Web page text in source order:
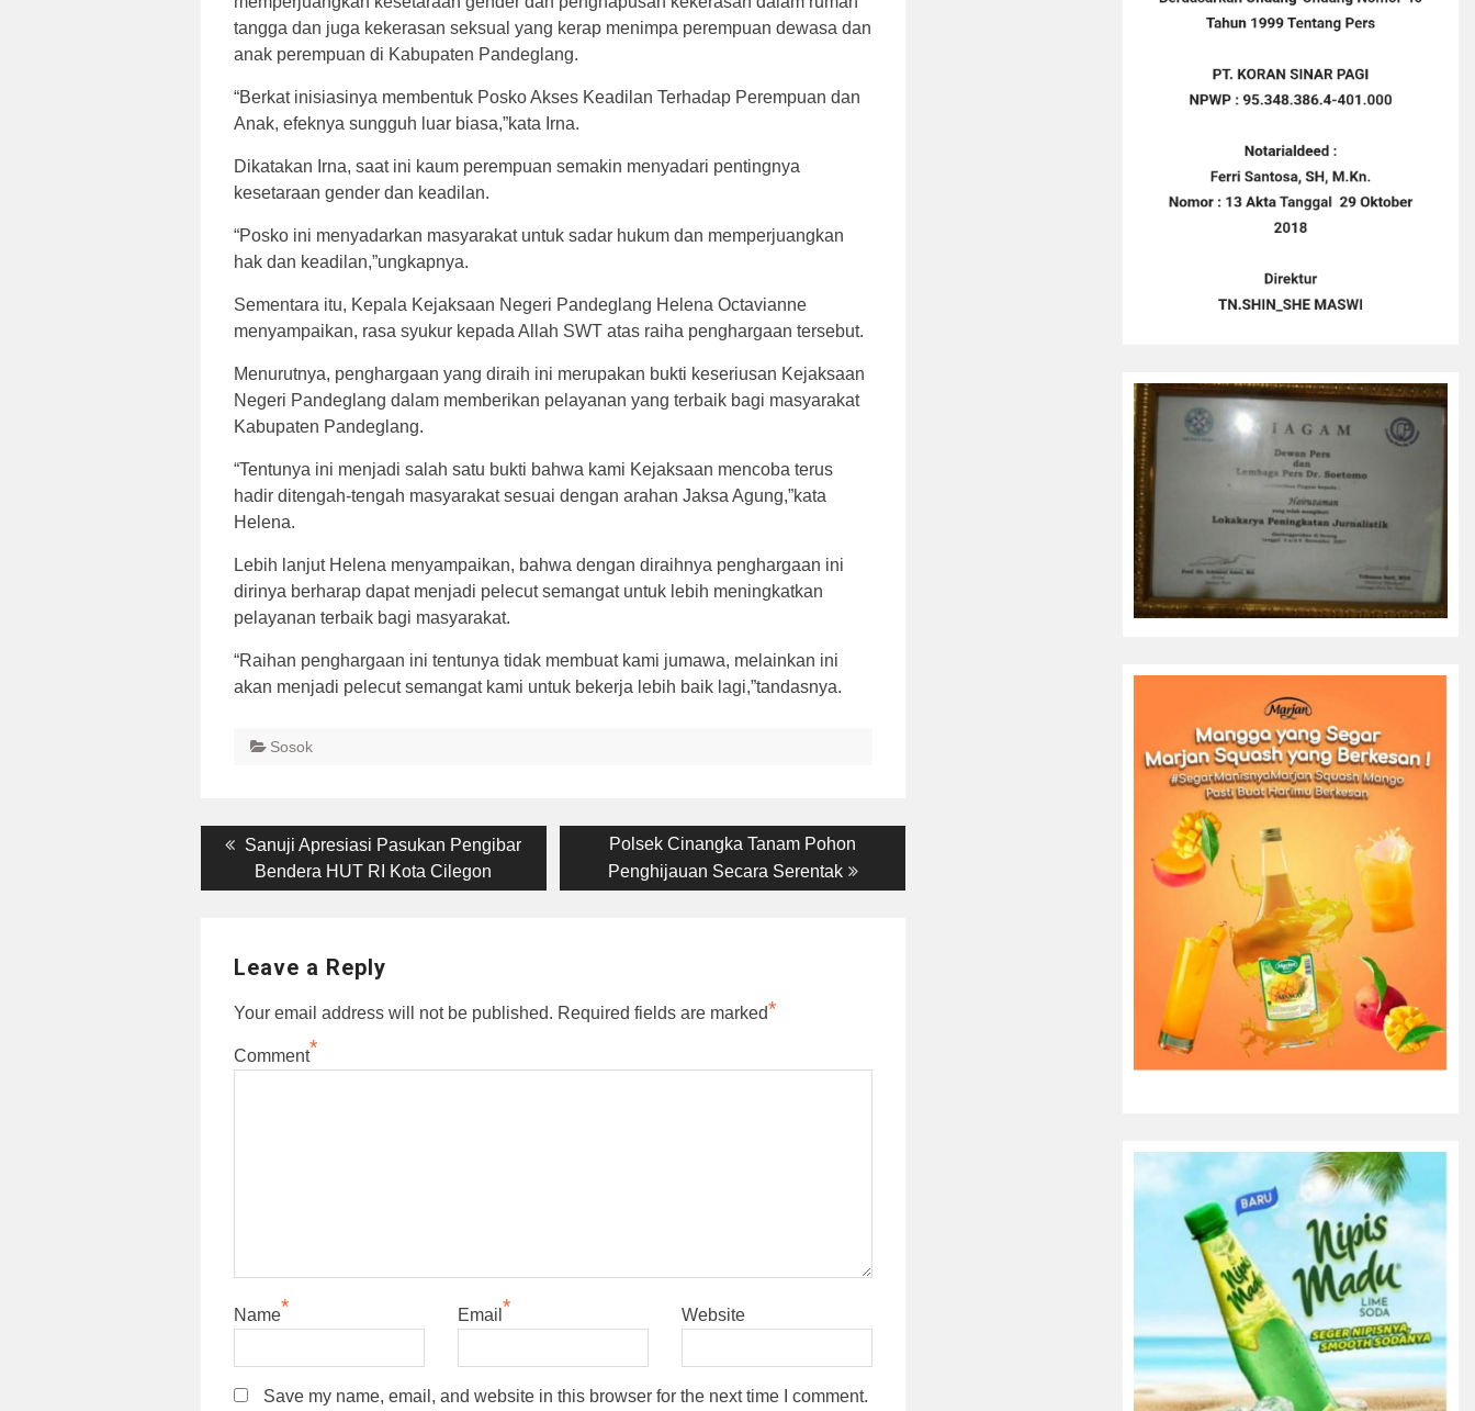
tangga dan juga kekerasan seksual yang kerap menimpa perempuan dewasa dan
anak perempuan di Kabupaten Pandeglang.
“Berkat inisiasinya membentuk Posko Akses Keadilan Terhadap Perempuan dan
Anak, efeknya sungguh luar biasa,”kata Irna.
Dikatakan Irna, saat ini kaum perempuan semakin menyadari pentingnya
kesetaraan gender dan keadilan.
“Posko ini menyadarkan masyarakat untuk sadar hukum dan memperjuangkan
hak dan keadilan,”ungkapnya.
Sementara itu, Kepala Kejaksaan Negeri Pandeglang Helena Octavianne
menyampaikan, rasa syukur kepada Allah SWT atas raiha penghargaan tersebut.
Menurutnya, penghargaan yang diraih ini merupakan bukti keseriusan Kejaksaan
Negeri Pandeglang dalam memberikan pelayanan yang terbaik bagi masyarakat
Kabupaten Pandeglang.
“Tentunya ini menjadi salah satu bukti bahwa kami Kejaksaan mencoba terus
hadir ditengah-tengah masyarakat sesuai dengan arahan Jaksa Agung,”kata
Helena.
Lebih lanjut Helena menyampaikan, bahwa dengan diraihnya penghargaan ini
dirinya berharap dapat menjadi pelecut semangat untuk lebih meningkatkan
pelayanan terbaik bagi masyarakat.
“Raihan penghargaan ini tentunya tidak membuat kami jumawa, melainkan ini
akan menjadi pelecut semangat kami untuk bekerja lebih baik lagi,”tandasnya.
Sosok
Post
navigation
Previous
post:
Sanuji Apresiasi Pasukan Pengibar
Bendera HUT RI Kota Cilegon
Next
post:
Polsek Cinangka Tanam Pohon
Penghijauan Secara Serentak
Leave a Reply
Your email address will not be published. Required fields are marked*
Comment*
Name* Email * Website
Save my name, email, and website in this browser for the next time I comment.